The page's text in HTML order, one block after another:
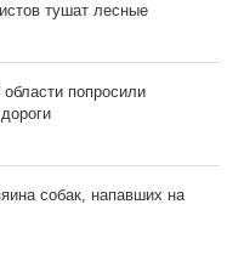
тушат лесные
попросили
собак, напавших на